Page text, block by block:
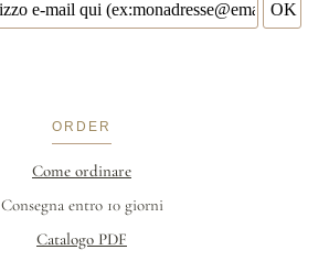
ORDER
Come ordinare
Consegna entro 10 giorni
Catalogo PDF